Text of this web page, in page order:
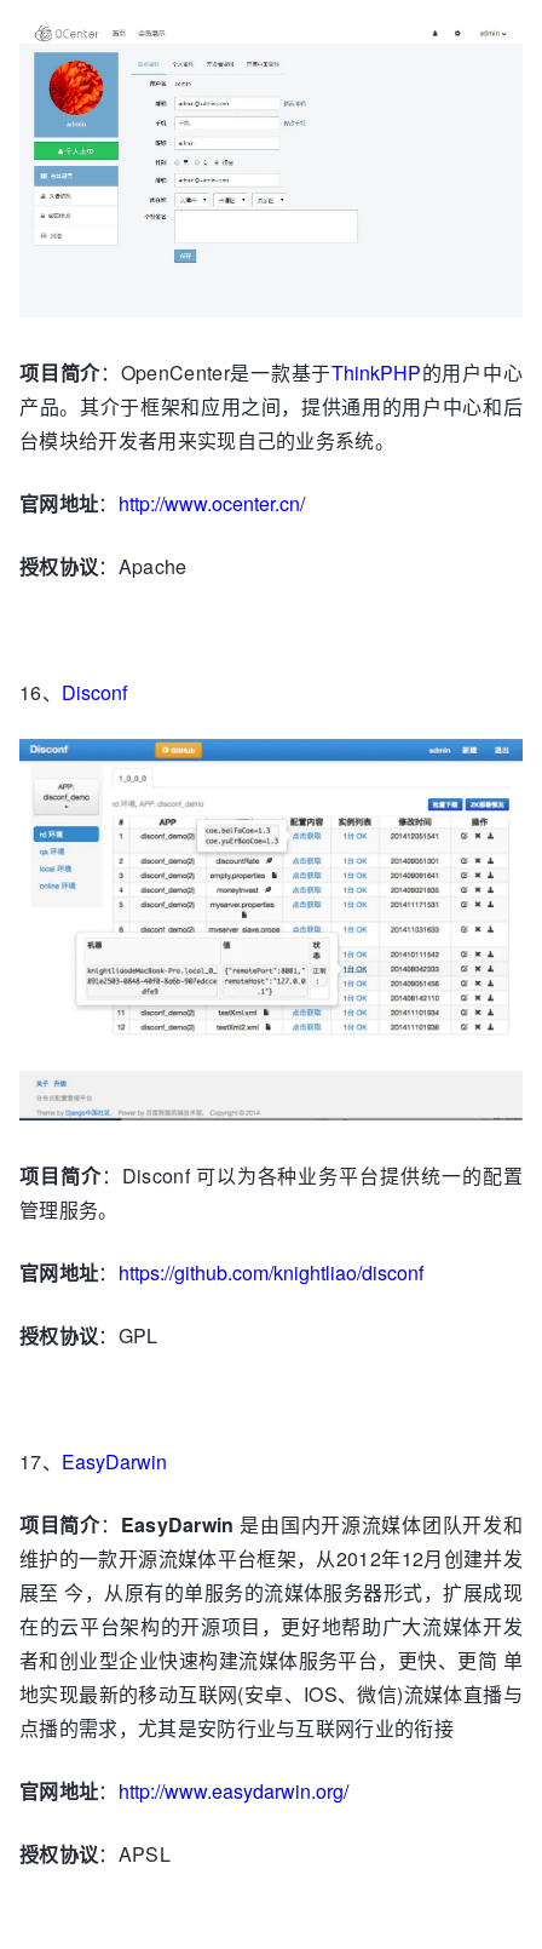
项目简介：OpenCenter是一款基于ThinkPHP的用户中心
产品。其介于框架和应用之间，提供通用的用户中心和后
台模块给开发者用来实现自己的业务系统。
官网地址： http://www.ocenter.cn/
授权协议：Apache
16、 Disconf
项目简介：Disconf 可以为各种业务平台提供统一的配置
管理服务。
官网地址： https://github.com/knightliao/disconf
授权协议：GPL
17、 EasyDarwin
项目简介： EasyDarwin 是由国内开源流媒体团队开发和
维护的一款开源流媒体平台框架，从2012年12月创建并发
展至 今，从原有的单服务的流媒体服务器形式，扩展成现
在的云平台架构的开源项目，更好地帮助广大流媒体开发
者和创业型企业快速构建流媒体服务平台，更快、更简 单
地实现最新的移动互联网(安卓、IOS、微信)流媒体直播与
点播的需求，尤其是安防行业与互联网行业的衔接
官网地址： http://www.easydarwin.org/
授权协议：APSL